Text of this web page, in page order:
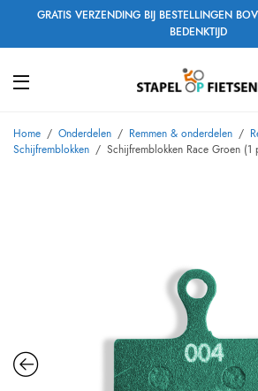
GRATIS VERZENDING BIJ BESTELLINGEN
BEDENKTIJD
Home / Onderdelen / Remmen & onderdelen /
Schijfremblokken / Schijfremblokken Race Groen (1